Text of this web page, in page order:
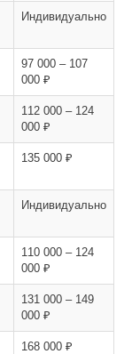
Индивидуально
97 000 – 107
000 ₽
112 000 – 124
000 ₽
135 000 ₽
Индивидуально
110 000 – 124
000 ₽
131 000 – 149
000 ₽
168 000 ₽